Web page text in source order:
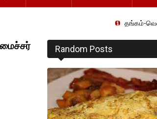
தங்கம்-வெள்ளி விலை
Random Posts